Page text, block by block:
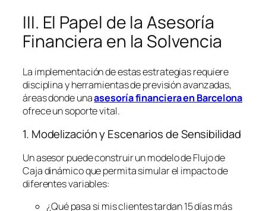
III. El Papel de la Asesoría
Financiera en la Solvencia
La implementación de estas estrategias requiere
disciplina y herramientas de previsión avanzadas,
áreas donde unaasesoría financiera en Barcelona
ofrece un soporte vital.
1. Modelización y Escenarios de Sensibilidad
Un asesor puede construir un modelo de Flujo de
Caja dinámico que permita simular el impacto de
diferentes variables:
¿Qué pasa si mis clientes tardan 15 días más